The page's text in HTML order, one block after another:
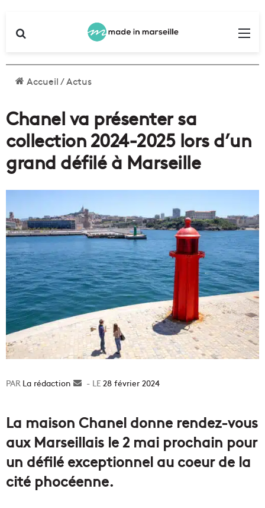
Accueil/Actus
Chanel va présenter sa
collection 2024-2025 lors d’un
grand défilé à Marseille
La rédaction
Envoyer28 février 2024
La maison Chanel donne rendez-vous
aux Marseillais le 2 mai prochain pour
un défilé exceptionnel au coeur de la
cité phocéenne.